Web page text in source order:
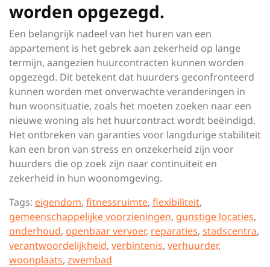
worden opgezegd.
Een belangrijk nadeel van het huren van een
appartement is het gebrek aan zekerheid op lange
termijn, aangezien huurcontracten kunnen worden
opgezegd. Dit betekent dat huurders geconfronteerd
kunnen worden met onverwachte veranderingen in
hun woonsituatie, zoals het moeten zoeken naar een
nieuwe woning als het huurcontract wordt beëindigd.
Het ontbreken van garanties voor langdurige stabiliteit
kan een bron van stress en onzekerheid zijn voor
huurders die op zoek zijn naar continuïteit en
zekerheid in hun woonomgeving.
Tags: eigendom, fitnessruimte, flexibiliteit,
gemeenschappelijke voorzieningen, gunstige locaties,
onderhoud, openbaar vervoer, reparaties, stadscentra,
verantwoordelijkheid, verbintenis, verhuurder,
woonplaats, zwembad